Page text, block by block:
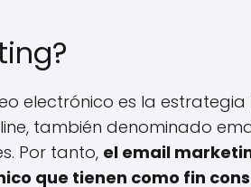
electrónico es la
también denominado
Por tanto, el email
que tienen como fin